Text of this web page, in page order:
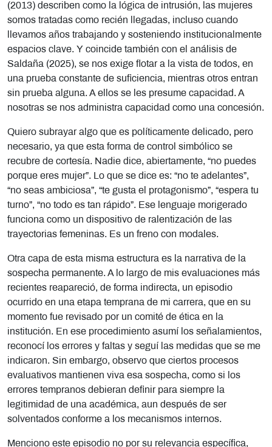
(2013) describen como la lógica de intrusión, las mujeres
somos tratadas como recién llegadas, incluso cuando
llevamos años trabajando y sosteniendo institucionalmente
espacios clave. Y coincide también con el análisis de
Saldaña (2025), se nos exige flotar a la vista de todos, en
una prueba constante de suficiencia, mientras otros entran
sin prueba alguna. A ellos se les presume capacidad. A
nosotras se nos administra capacidad como una concesión.
Quiero subrayar algo que es políticamente delicado, pero
necesario, ya que esta forma de control simbólico se
recubre de cortesía. Nadie dice, abiertamente, “no puedes
porque eres mujer”. Lo que se dice es: “no te adelantes”,
“no seas ambiciosa”, “te gusta el protagonismo”, “espera tu
turno”, “no todo es tan rápido”. Ese lenguaje morigerado
funciona como un dispositivo de ralentización de las
trayectorias femeninas. Es un freno con modales.
Otra capa de esta misma estructura es la narrativa de la
sospecha permanente. A lo largo de mis evaluaciones más
recientes reapareció, de forma indirecta, un episodio
ocurrido en una etapa temprana de mi carrera, que en su
momento fue revisado por un comité de ética en la
institución. En ese procedimiento asumí los señalamientos,
reconocí los errores y faltas y seguí las medidas que se me
indicaron. Sin embargo, observo que ciertos procesos
evaluativos mantienen viva esa sospecha, como si los
errores tempranos debieran definir para siempre la
legitimidad de una académica, aun después de ser
solventados conforme a los mecanismos internos.
Menciono este episodio no por su relevancia específica,